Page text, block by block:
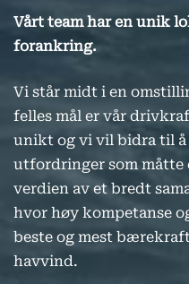
Vårt team har en unik
forankring.
Vi står midt i en
felles mål er vår
unikt og vi vil bidra til å
utfordringer som måtte
verdien av et bredt
hvor høy kompetanse
beste og mest
havvind.